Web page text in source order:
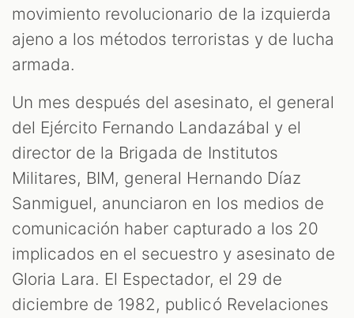
movimiento revolucionario de la izquierda
ajeno a los métodos terroristas y de lucha
armada.
Un mes después del asesinato, el general
del Ejército Fernando Landazábal y el
director de la Brigada de Institutos
Militares, BIM, general Hernando Díaz
Sanmiguel, anunciaron en los medios de
comunicación haber capturado a los 20
implicados en el secuestro y asesinato de
Gloria Lara. El Espectador, el 29 de
diciembre de 1982, publicó Revelaciones